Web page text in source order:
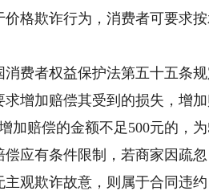
格欺诈行为，消费者可要求
者权益保护法第五十五条规
增加赔偿其受到的损失，增
加赔偿的金额不足500元的，
应有条件限制，若商家因疏
观欺诈故意，则属于合同违